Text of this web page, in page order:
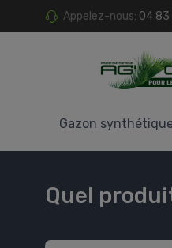
Appelez-nous: 04 83
Gazon
Quel